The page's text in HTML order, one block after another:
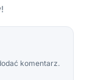
komentarz.